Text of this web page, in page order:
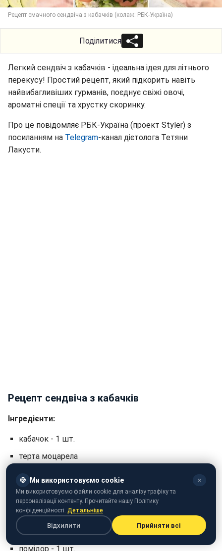
Рецепт смачного сендвіча з кабачків (колаж: РБК-Україна)
Поділитися
Легкий сендвіч з кабачків - ідеальна ідея для літнього
перекусу! Простий рецепт, який підкорить навіть
найвибагливіших гурманів, поєднує свіжі овочі,
ароматні спеції та хрустку скоринку.
Про це повідомляє РБК-Україна (проект Styler) з
посиланням на Telegram-канал дієтолога Тетяни
Лакусти.
Рецепт сендвіча з кабачків
Інгредієнти:
кабачок - 1 шт.
терта моцарела
Для начинки:
вершковий сир
рукола
помідор - 1 шт.
🍪 Ми використовуємо cookie ✕
Ми використовуємо файли cookie для аналізу трафіку та
персоналізації контенту. Прочитайте нашу Політику
конфіденційності. Детальніше
Відхилити Прийняти всі